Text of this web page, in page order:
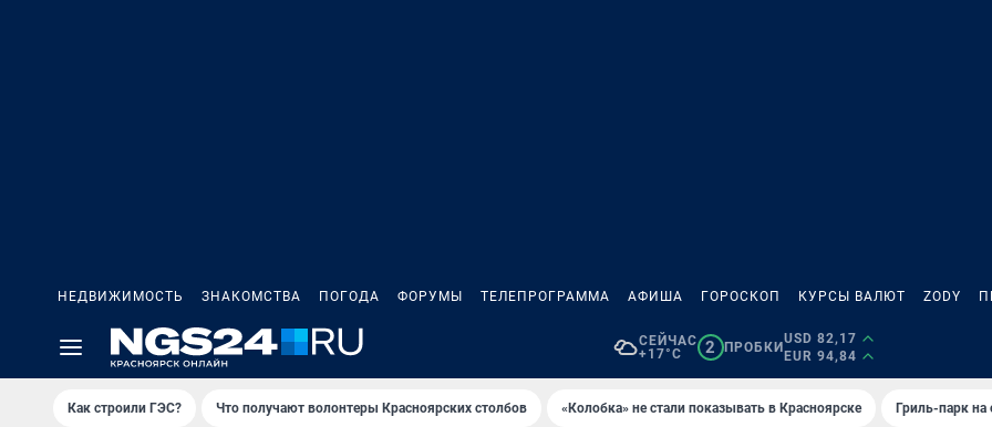
НЕДВИЖИМОСТЬ ЗНАКОМСТВА ПОГОДА ФОРУМЫ ТЕЛЕПРОГРАММА АФИША ГОРОСКОП КУРСЫ ВАЛЮТ ZODY
СЕЙЧАС
+17°C
2 ПРОБКИ
USD 82,17
EUR 94,84
Как строили ГЭС? Что получают волонтеры Красноярских столбов «Колобка» не стали показывать в Красноярске Гриль-парк на